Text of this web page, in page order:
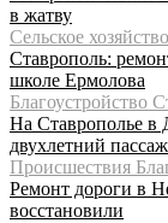
в жатву
Сельское хозяйство
Ставрополь:
школе Ермолова
Благоустройство
На Ставрополье в
двухлетний
Происшествия
Ремонт дороги в
восстановили